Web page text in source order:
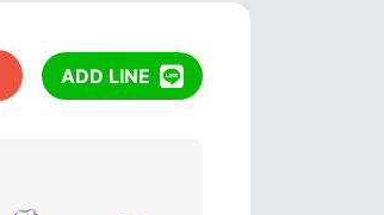
ADD LINE